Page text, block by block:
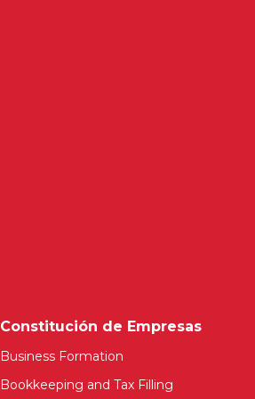
Constitución de Empresas
Business Formation
Bookkeeping and Tax Filling